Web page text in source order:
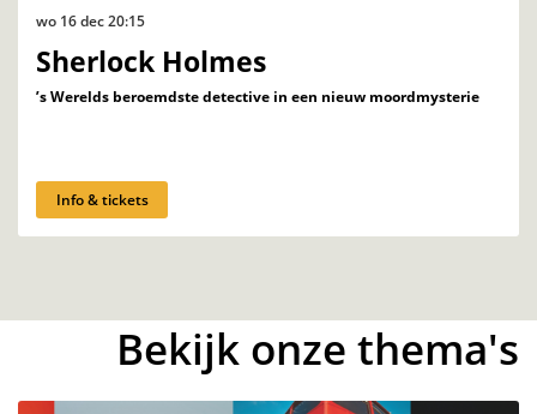
Sherlock Holmes
’s Werelds beroemdste detective in een nieuw moordmysterie
wo 16 dec20:15
Info & tickets
Bekijk onze thema's